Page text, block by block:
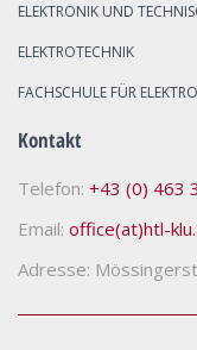
ELEKTRONIK UND
ELEKTROTECHNIK
FACHSCHULE FÜR
Kontakt
Telefon: +43 (0) 463
Email: office(at)htl-
Adresse: